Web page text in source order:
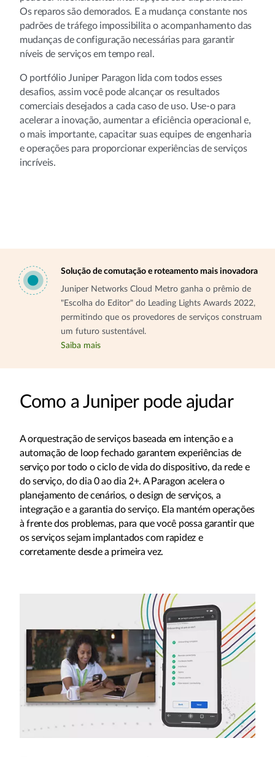
Os reparos são demorados. E a mudança constante nos
padrões de tráfego impossibilita o acompanhamento das
mudanças de configuração necessárias para garantir
níveis de serviços em tempo real.
O portfólio Juniper Paragon lida com todos esses
desafios, assim você pode alcançar os resultados
comerciais desejados a cada caso de uso. Use-o para
acelerar a inovação, aumentar a eficiência operacional e,
o mais importante, capacitar suas equipes de engenharia
e operações para proporcionar experiências de serviços
incríveis.
Solução de comutação e roteamento mais inovadora
Juniper Networks Cloud Metro ganha o prêmio de
"Escolha do Editor" do Leading Lights Awards 2022,
permitindo que os provedores de serviços construam
um futuro sustentável.
Saiba mais
Como a Juniper pode ajudar
A orquestração de serviços baseada em intenção e a
automação de loop fechado garantem experiências de
serviço por todo o ciclo de vida do dispositivo, da rede e
do serviço, do dia 0 ao dia 2+. A Paragon acelera o
planejamento de cenários, o design de serviços, a
integração e a garantia do serviço. Ela mantém operações
à frente dos problemas, para que você possa garantir que
os serviços sejam implantados com rapidez e
corretamente desde a primeira vez.